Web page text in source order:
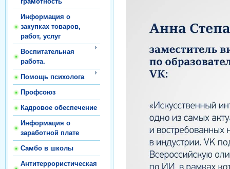
Информация о
закупках товаров,
работ, услуг
Воспитательная
работа.
Помощь психолога
Профсоюз
Кадровое обеспечение
Информация о
заработной плате
Самбо в школы
Антитеррористическая